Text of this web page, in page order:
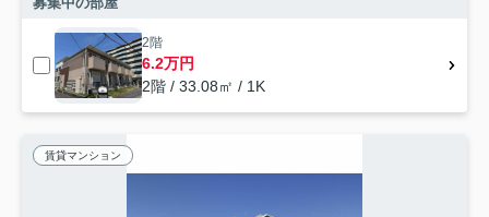
2階
6.2万円
2階 / 33.08㎡ / 1K
賃貸マンション